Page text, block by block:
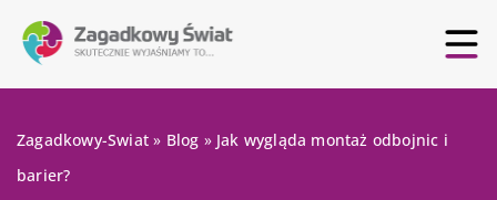
Zagadkowy-Swiat » Blog » Jak wygląda montaż odbojnic i
barier?